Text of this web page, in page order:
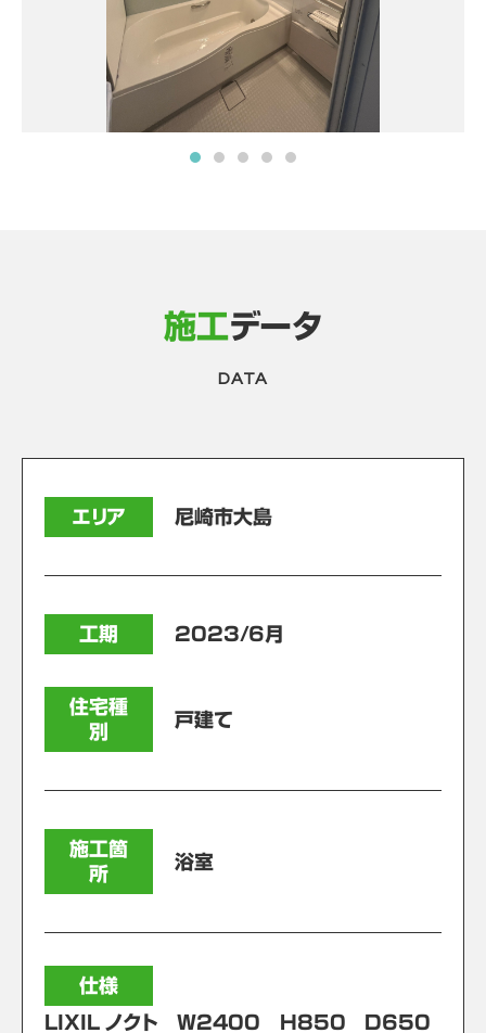
施工データ
DATA
エリア 尼崎市大島
工期 2023/6月
住宅種
別
戸建て
施工箇
所
浴室
仕様
LIXIL ノクト W2400 H850 D650